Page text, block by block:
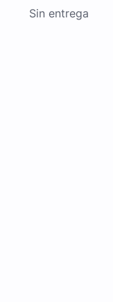
Sin entrega